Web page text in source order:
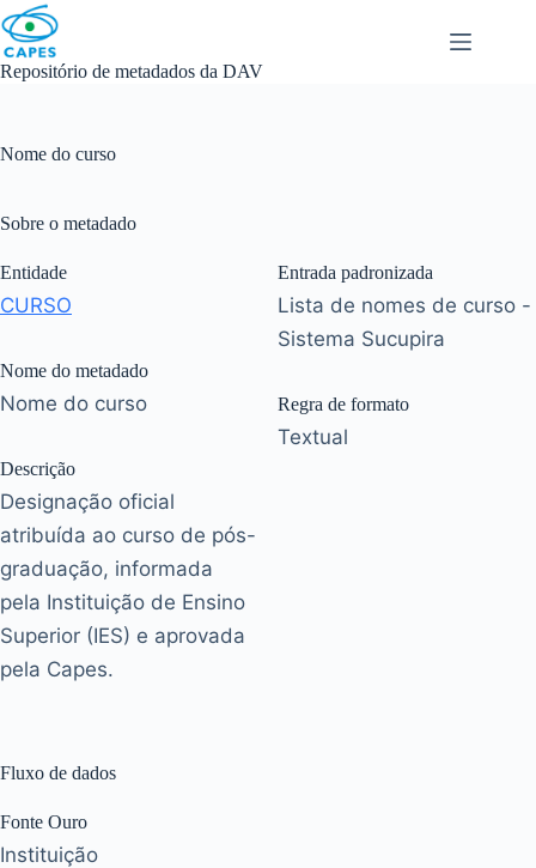
Skip
to
content
Repositório de metadados da DAV
Nome do curso
Sobre o metadado
Entidade
CURSO
Nome do metadado
Nome do curso
Descrição
Designação oficial
atribuída ao curso de pós-
graduação, informada
pela Instituição de Ensino
Superior (IES) e aprovada
pela Capes.
Entrada padronizada
Lista de nomes de curso -
Sistema Sucupira
Regra de formato
Textual
Fluxo de dados
Fonte Ouro
Instituição